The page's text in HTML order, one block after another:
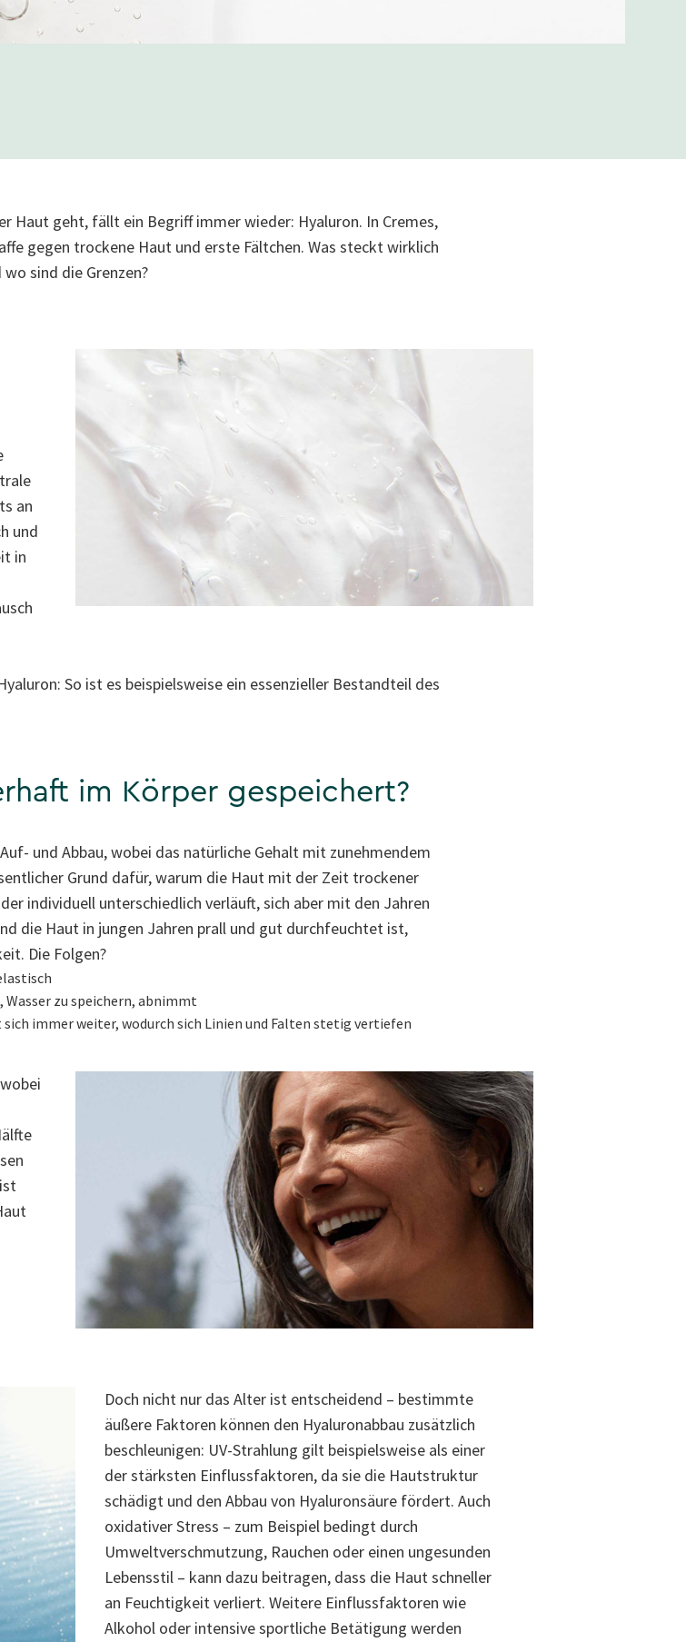
Haut geht, fällt ein Begriff immer wieder: Hyaluron. In Cremes,
gegen trockene Haut und erste Fältchen. Was steckt wirklich
sind die Grenzen?
an
und
in
So ist es beispielsweise ein essenzieller Bestandteil des
im Körper gespeichert?
und Abbau, wobei das natürliche Gehalt mit zunehmendem
Grund dafür, warum die Haut mit der Zeit trockener
individuell unterschiedlich verläuft, sich aber mit den Jahren
die Haut in jungen Jahren prall und gut durchfeuchtet ist,
Die Folgen?
zu speichern, abnimmt
immer weiter, wodurch sich Linien und Falten stetig vertiefen
Doch nicht nur das Alter ist entscheidend – bestimmte
äußere Faktoren können den Hyaluronabbau zusätzlich
beschleunigen: UV-Strahlung gilt beispielsweise als einer
der stärksten Einflussfaktoren, da sie die Hautstruktur
schädigt und den Abbau von Hyaluronsäure fördert. Auch
oxidativer Stress – zum Beispiel bedingt durch
Umweltverschmutzung, Rauchen oder einen ungesunden
Lebensstil – kann dazu beitragen, dass die Haut schneller
an Feuchtigkeit verliert. Weitere Einflussfaktoren wie
Alkohol oder intensive sportliche Betätigung werden